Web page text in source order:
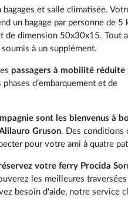
bagages et salle climatisée.
un bagage par personne de 5
de dimension 50x30x15. Tout
à un supplément.
passagers à mobilité réduite
phases d’embarquement et de
sont les bienvenus à
Gruson. Des conditions
pour votre ami à quatre
votre ferry Procida
les meilleures
besoin d'aide, notre service